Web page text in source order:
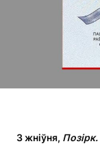
3 жніўня, Позірк.